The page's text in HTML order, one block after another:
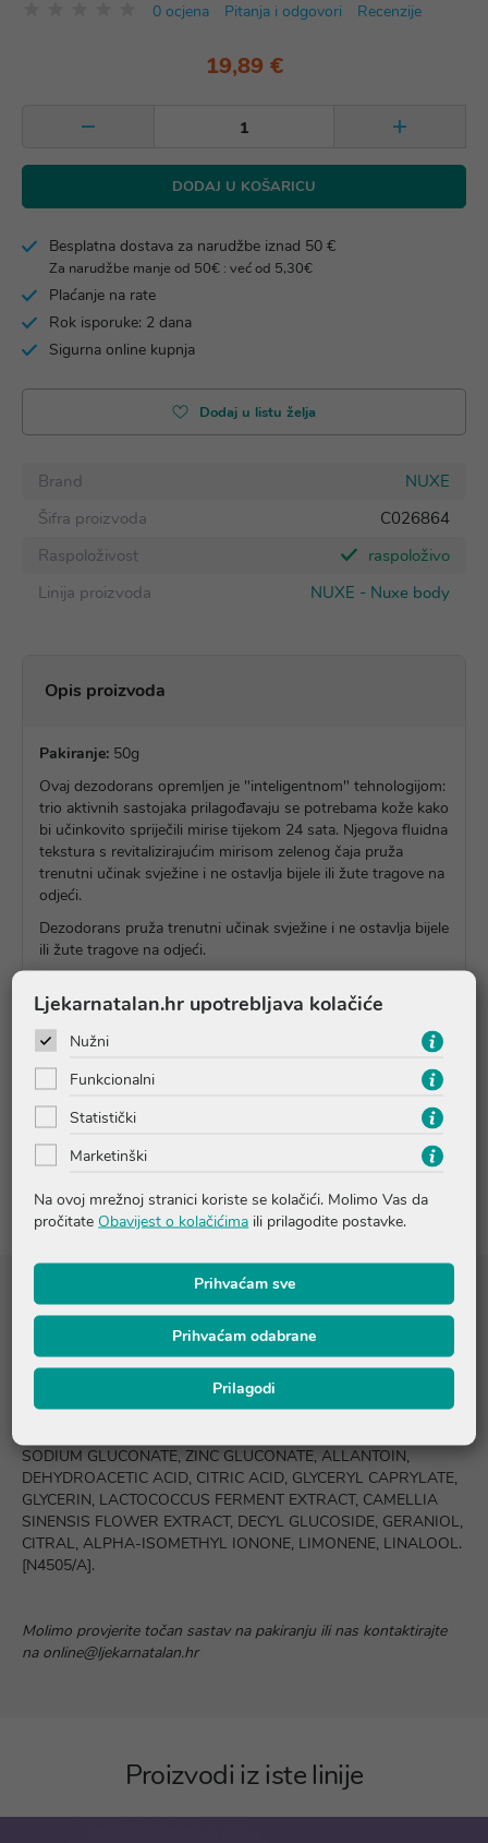
0 ocjena Pitanja i odgovori Recenzije
19,89 €
DODAJ U KOŠARICU
Besplatna dostava za narudžbe iznad 50 €
Za narudžbe manje od 50€ : već od 5,30€
Plaćanje na rate
Rok isporuke: 2 dana
Sigurna online kupnja
Dodaj u listu želja
Brand
NUXE
Šifra proizvoda
C026864
Raspoloživost
raspoloživo
Linija proizvoda
NUXE - Nuxe body
Opis proizvoda
Pakiranje: 50g
Ovaj dezodorans opremljen je "inteligentnom" tehnologijom:
trio aktivnih sastojaka prilagođavaju se potrebama kože kako
bi učinkovito spriječili mirise tijekom 24 sata. Njegova fluidna
tekstura s revitalizirajućim mirisom zelenog čaja pruža
trenutni učinak svježine i ne ostavlja bijele ili žute tragove na
odjeći.
Dezodorans pruža trenutni učinak svježine i ne ostavlja bijele
ili žute tragove na odjeći.
Upute o proizvodu
Pitanja i odgovori
Recenzije
Sastojci
AQUA/WATER, TRIETHYL CITRATE, CELLULOSE, PENTYLENE
GLYCOL, PARFUM/FRAGRANCE, GLYCERYL STEARATE
CITRATE, CETYL ALCOHOL, POLYGLYCERYL-3 CAPRYLATE,
SODIUM GLUCONATE, ZINC GLUCONATE, ALLANTOIN,
DEHYDROACETIC ACID, CITRIC ACID, GLYCERYL CAPRYLATE,
GLYCERIN, LACTOCOCCUS FERMENT EXTRACT, CAMELLIA
SINENSIS FLOWER EXTRACT, DECYL GLUCOSIDE, GERANIOL,
CITRAL, ALPHA-ISOMETHYL IONONE, LIMONENE, LINALOOL.
[N4505/A].
Molimo provjerite točan sastav na pakiranju ili nas kontaktirajte
na online@ljekarnatalan.hr
Proizvodi iz iste linije
Ljekarnatalan.hr upotrebljava kolačiće
Nužni
Funkcionalni
Statistički
Marketinški
Na ovoj mrežnoj stranici koriste se kolačići. Molimo Vas da
pročitate Obavijest o kolačićima ili prilagodite postavke.
Prihvaćam sve
Prihvaćam odabrane
Prilagodi